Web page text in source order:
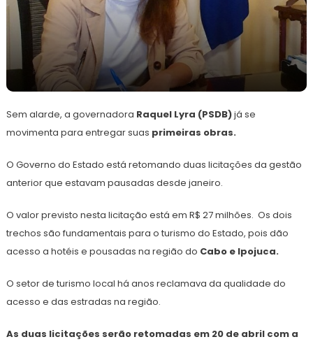
23
março
de
Redação
Sem alarde, a governadora Raquel Lyra (PSDB)já se
movimenta para entregar suas primeiras obras.
O Governo do Estado está retomando duas licitações da gestão
anterior que estavam pausadas desde janeiro.
O valor previsto nesta licitação está em R$ 27 milhões. Os dois
trechos são fundamentais para o turismo do Estado, pois dão
acesso a hotéis e pousadas na região do Cabo e Ipojuca.
O setor de turismo local há anos reclamava da qualidade do
acesso e das estradas na região.
As duas licitações serão retomadas em 20 de abril com a